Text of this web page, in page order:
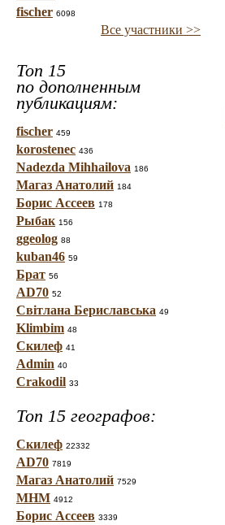
fischer 6098
Все участники >>
Топ 15
по дополненным
публикациям:
fischer 459
korostenec 436
Nadezda Mihhailova 186
Магаз Анатолий 184
Борис Ассеев 178
Рыбак 156
ggeolog 88
kuban46 59
Брат 56
AD70 52
Світлана Бериславська 49
Klimbim 48
Скилеф 41
Admin 40
Crakodil 33
Топ 15 географов:
Скилеф 22332
AD70 7819
Магаз Анатолий 7529
МНМ 4912
Борис Ассеев 3339